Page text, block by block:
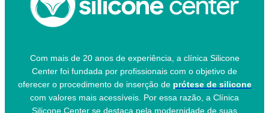
Com mais de 20 anos de experiência, a clínica Silicone
Center foi fundada por profissionais com o objetivo de
oferecer o procedimento de inserção de prótese de silicone
com valores mais acessíveis. Por essa razão, a Clínica
Silicone Center se destaca pela modernidade de suas